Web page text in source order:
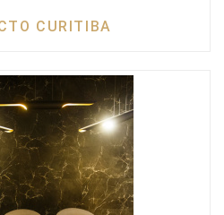
CURITIBA